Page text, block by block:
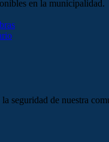
en la municipalidad.
seguridad de nuestra